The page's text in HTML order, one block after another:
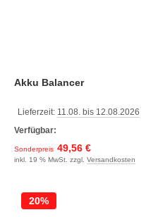
Akku Balancer
Lieferzeit: 11.08. bis 12.08.2026
Verfügbar:
Sonderpreis 49,56 €
inkl. 19 % MwSt. zzgl. Versandkosten
20%